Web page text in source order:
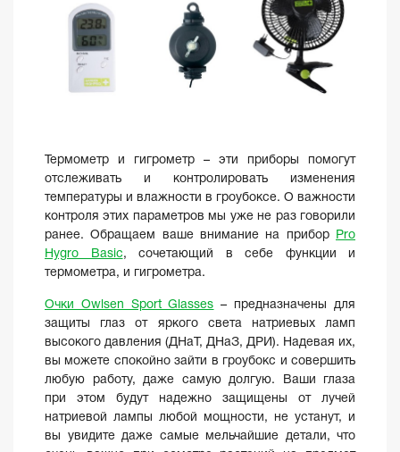
Термометр и гигрометр – эти приборы помогут
отслеживать и контролировать изменения
температуры и влажности в гроубоксе. О важности
контроля этих параметров мы уже не раз говорили
ранее. Обращаем ваше внимание на прибор
Pro
Hygro Basic, сочетающий в себе функции и
термометра, и гигрометра.
Очки Owlsen Sport Glasses – предназначены для
защиты глаз от яркого света натриевых ламп
высокого давления (ДНаТ, ДНаЗ, ДРИ). Надевая их,
вы можете спокойно зайти в гроубокс и совершить
любую работу, даже самую долгую. Ваши глаза
при этом будут надежно защищены от лучей
натриевой лампы любой мощности, не устанут, и
вы увидите даже самые мельчайшие детали, что